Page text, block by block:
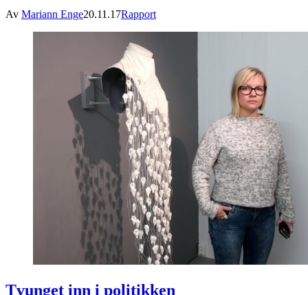
Av Mariann Enge20.11.17Rapport
Tvunget inn i politikken